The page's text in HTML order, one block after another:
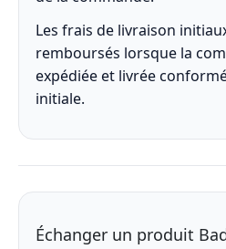
Les frais de livraison
remboursés lorsque la
expédiée et livrée
initiale.
Échanger un produit